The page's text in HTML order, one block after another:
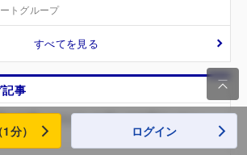
トグループ
すべてを見る
事
の仕事にやりがいを感じる企業ランキン

分） ログイン